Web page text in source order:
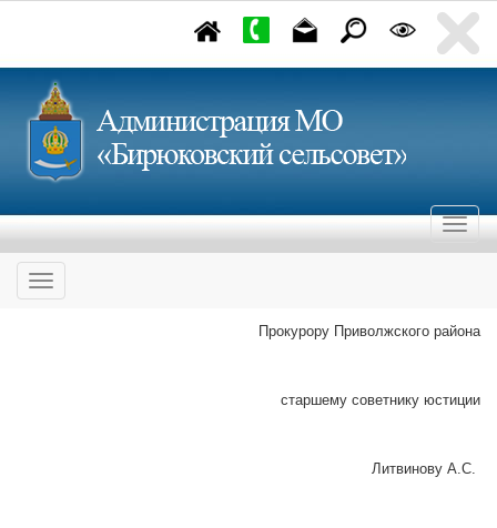
Прокурору Приволжского района
старшему советнику юстиции
Литвинову А.С.